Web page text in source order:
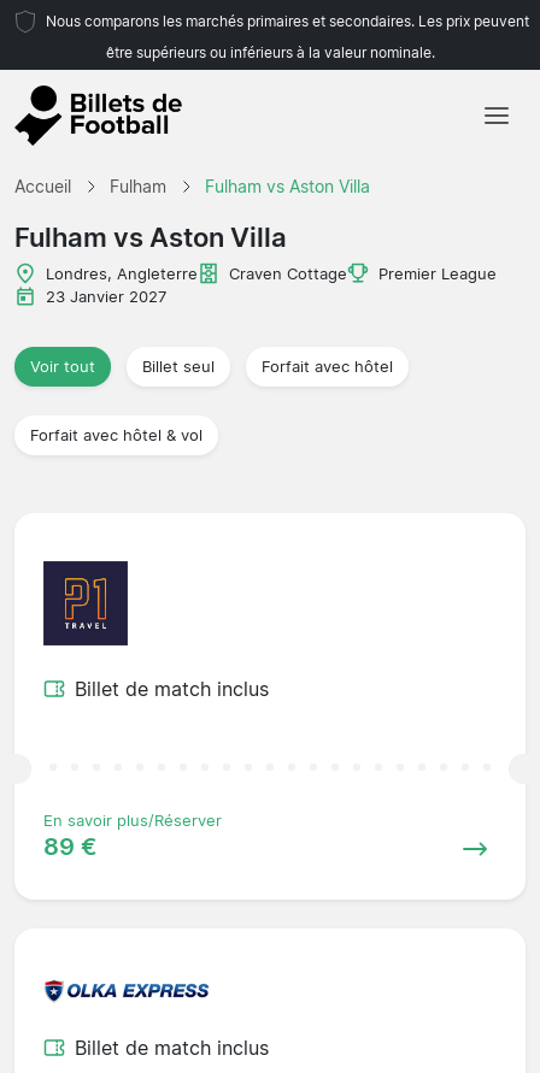
Nous comparons les marchés primaires et secondaires. Les prix peuvent
être supérieurs ou inférieurs à la valeur nominale.
Accueil Fulham Fulham vs Aston Villa
Fulham vs Aston Villa
Londres, Angleterre Craven Cottage
Premier League
23 Janvier 2027
Voir tout Billet seul Forfait avec hôtel
Forfait avec hôtel & vol
Billet de match inclus
En savoir plus/Réserver
89 €
Billet de match inclus